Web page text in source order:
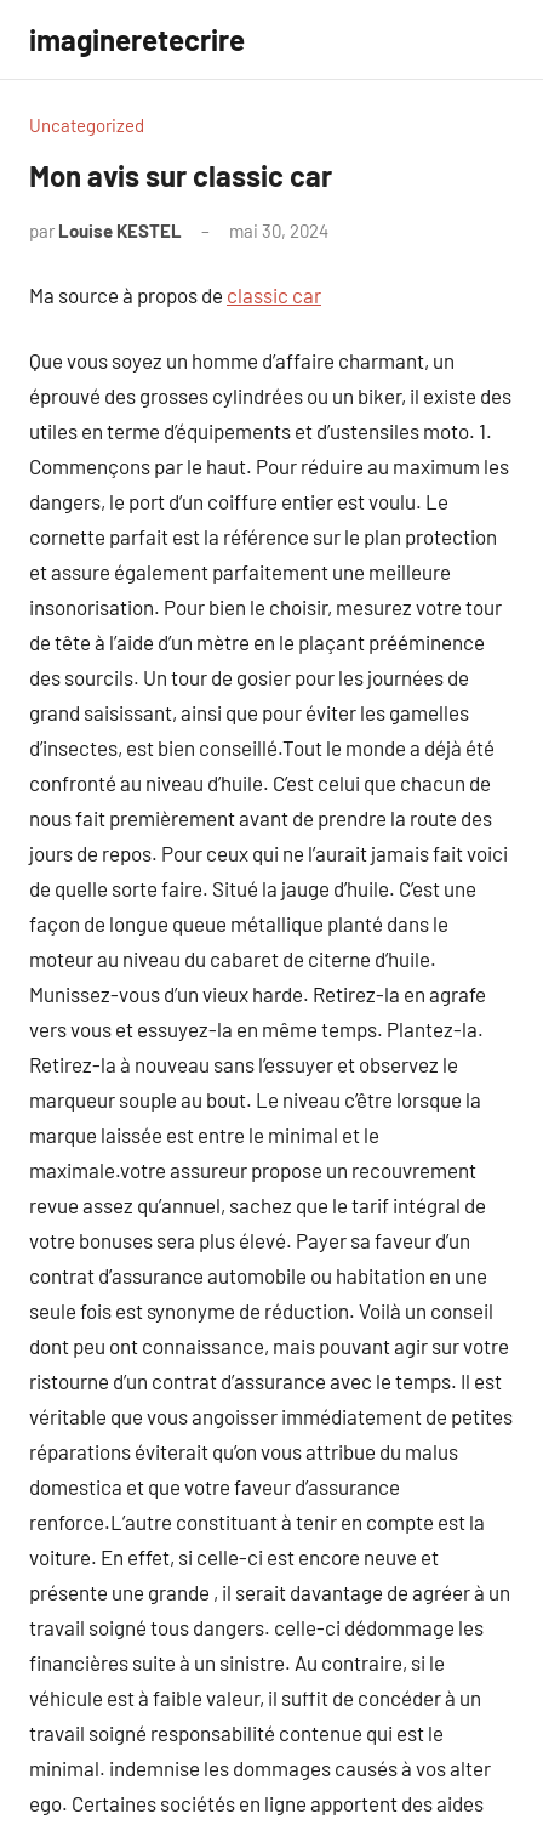
contenu
imagineretecrire
Uncategorized
Mon avis sur classic car
par Louise KESTEL mai 30, 2024
Ma source à propos de classic car
Que vous soyez un homme d’affaire charmant, un
éprouvé des grosses cylindrées ou un biker, il existe des
utiles en terme d’équipements et d’ustensiles moto. 1.
Commençons par le haut. Pour réduire au maximum les
dangers, le port d’un coiffure entier est voulu. Le
cornette parfait est la référence sur le plan protection
et assure également parfaitement une meilleure
insonorisation. Pour bien le choisir, mesurez votre tour
de tête à l’aide d’un mètre en le plaçant prééminence
des sourcils. Un tour de gosier pour les journées de
grand saisissant, ainsi que pour éviter les gamelles
d’insectes, est bien conseillé.Tout le monde a déjà été
confronté au niveau d’huile. C’est celui que chacun de
nous fait premièrement avant de prendre la route des
jours de repos. Pour ceux qui ne l’aurait jamais fait voici
de quelle sorte faire. Situé la jauge d’huile. C’est une
façon de longue queue métallique planté dans le
moteur au niveau du cabaret de citerne d’huile.
Munissez-vous d’un vieux harde. Retirez-la en agrafe
vers vous et essuyez-la en même temps. Plantez-la.
Retirez-la à nouveau sans l’essuyer et observez le
marqueur souple au bout. Le niveau c’être lorsque la
marque laissée est entre le minimal et le
maximale.votre assureur propose un recouvrement
revue assez qu’annuel, sachez que le tarif intégral de
votre bonuses sera plus élevé. Payer sa faveur d’un
contrat d’assurance automobile ou habitation en une
seule fois est synonyme de réduction. Voilà un conseil
dont peu ont connaissance, mais pouvant agir sur votre
ristourne d’un contrat d’assurance avec le temps. Il est
véritable que vous angoisser immédiatement de petites
réparations éviterait qu’on vous attribue du malus
domestica et que votre faveur d’assurance
renforce.L’autre constituant à tenir en compte est la
voiture. En effet, si celle-ci est encore neuve et
présente une grande , il serait davantage de agréer à un
travail soigné tous dangers. celle-ci dédommage les
financières suite à un sinistre. Au contraire, si le
véhicule est à faible valeur, il suffit de concéder à un
travail soigné responsabilité contenue qui est le
minimal. indemnise les dommages causés à vos alter
ego. Certaines sociétés en ligne apportent des aides